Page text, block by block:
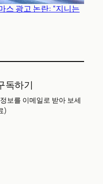
스 광고 논란: “지니는
독하기
보를 이메일로 받아 보세
)